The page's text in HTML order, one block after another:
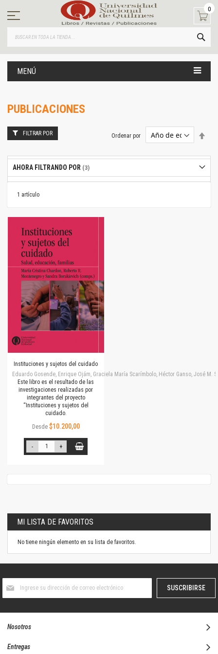
contenido
0
MENÚ
PUBLICACIONES
1 artículo
Ordenar por
Instituciones y sujetos del cuidado
Eduardo Gosende, Enrique Ojám, Graciela María Scarímbolo, Héctor Ganso, José
Este libro es el resultado de las
investigaciones realizadas por
integrantes del proyecto
“Instituciones y sujetos del
cuidado.
Desde $10.200,00
- +
FILTRAR POR
AHORA FILTRANDO POR
MI LISTA DE FAVORITOS
No tiene ningún elemento en su lista de favoritos.
boletín
SUSCRIBIRSE
Nosotros
Entregas